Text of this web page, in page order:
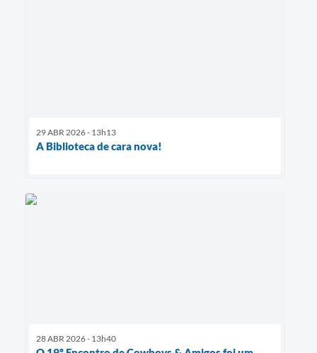
29 ABR 2026 - 13h13
A Biblioteca de cara nova!
28 ABR 2026 - 13h40